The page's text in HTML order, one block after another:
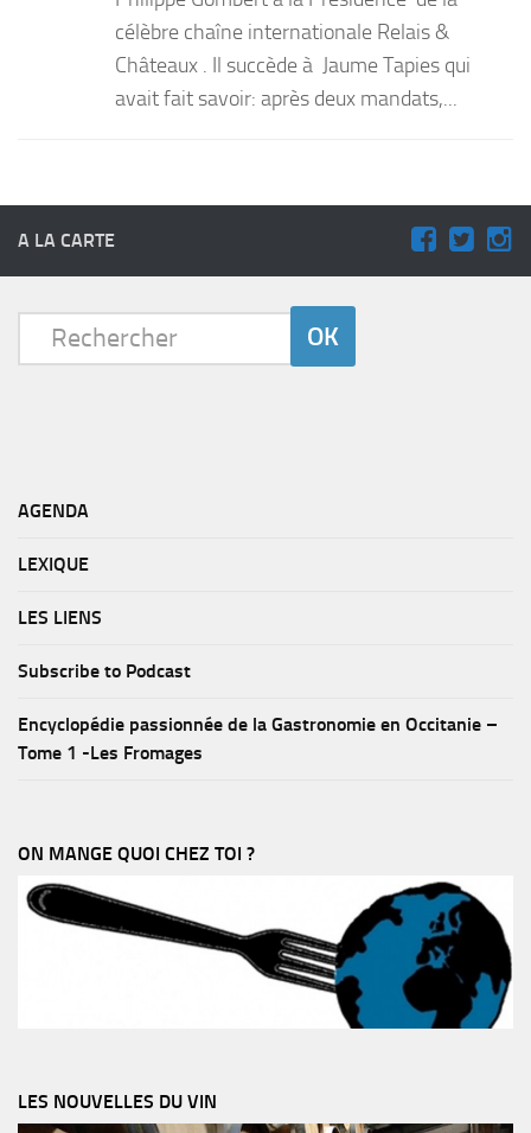
célèbre chaîne internationale Relais &
Châteaux . Il succède à Jaume Tapies qui
avait fait savoir: après deux mandats,...
A LA CARTE
AGENDA
LEXIQUE
LES LIENS
Subscribe to Podcast
Encyclopédie passionnée de la Gastronomie en Occitanie –
Tome 1 -Les Fromages
ON MANGE QUOI CHEZ TOI ?
LES NOUVELLES DU VIN